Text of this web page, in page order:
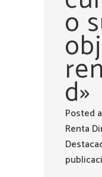
o
d»
Posted
Renta